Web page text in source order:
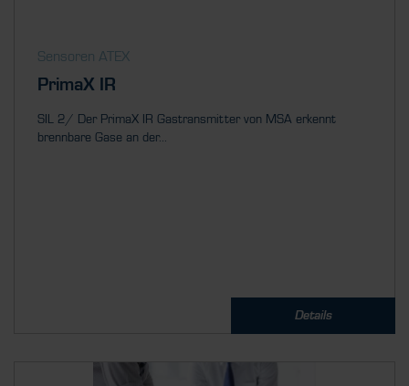
Sensoren ATEX
PrimaX IR
SIL 2/ Der PrimaX IR Gastransmitter von MSA erkennt
brennbare Gase an der...
Details